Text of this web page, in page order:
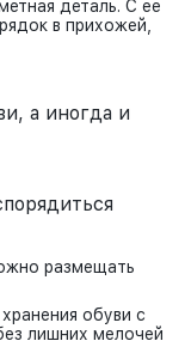
деталь. С ее
в прихожей,
а иногда и
размещать
обуви с
лишних мелочей